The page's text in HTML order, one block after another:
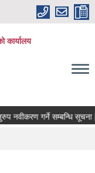
कार्यालय
गर्ने सम्बन्धि सूचना |